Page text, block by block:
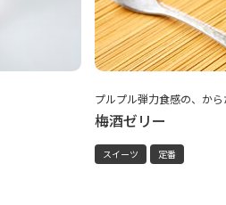
プルプル弾力食感の、か
梅酒ゼリー
スイーツ 定番